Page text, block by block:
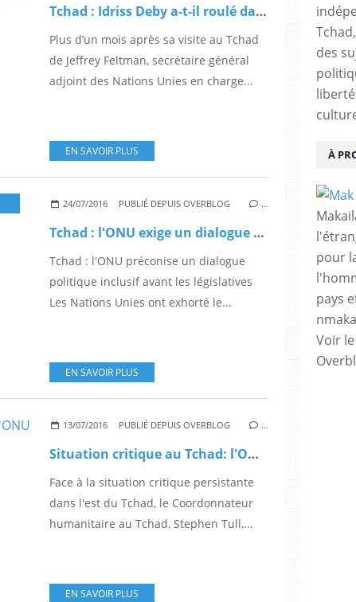
Tchad : Idriss Deby a-t-il roulé dans la farine Jeffrey Feltman ?
Plus d’un mois après sa visite au Tchad
de Jeffrey Feltman, secrétaire général
adjoint des Nations Unies en charge...
EN SAVOIR PLUS
24/07/2016 PUBLIÉ DEPUIS OVERBLOG …
Tchad : l'ONU exige un dialogue politique inclusif avant les législatives
Tchad : l'ONU préconise un dialogue
politique inclusif avant les législatives
Les Nations Unies ont exhorté le...
EN SAVOIR PLUS
13/07/2016 PUBLIÉ DEPUIS OVERBLOG …
Situation critique au Tchad: l'ONU s'alarme
Face à la situation critique persistante
dans l'est du Tchad, le Coordonnateur
humanitaire au Tchad, Stephen Tull,...
EN SAVOIR PLUS
des
À
pour
pays
Voir